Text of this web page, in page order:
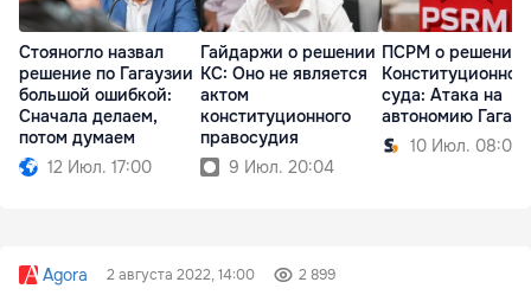
Стояногло назвал
решение по Гагаузии
большой ошибкой:
Сначала делаем,
потом думаем
12 Июл. 17:00
Гайдаржи о решении
КС: Оно не является
актом
конституционного
правосудия
9 Июл. 20:04
ПСРМ о решении
суда: Атака на
автономию
10 Июл. 08:09
Agora 2 августа 2022, 14:00 2 899